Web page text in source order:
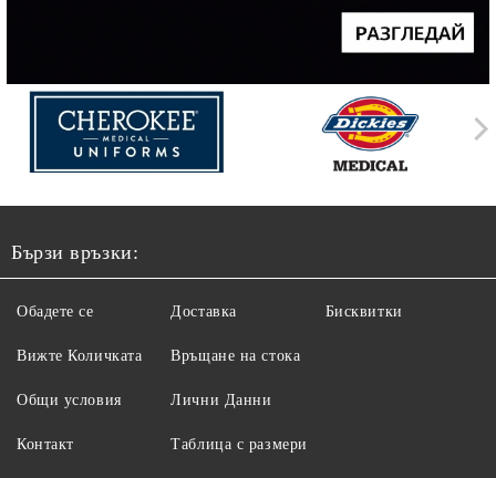
Бързи връзки:
Обадете се
Вижте Количката
Общи условия
Контакт
Доставка
Връщане на стока
Лични Данни
Таблица с размери
Бисквитки